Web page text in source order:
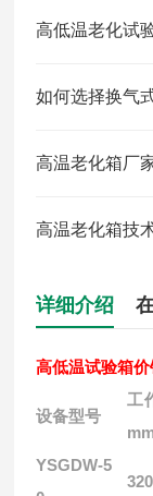
如何选择换气
高温老化箱厂
高温老化箱技
详细介绍
高低温试验箱
设备型号
工
mm
YSGDW-5